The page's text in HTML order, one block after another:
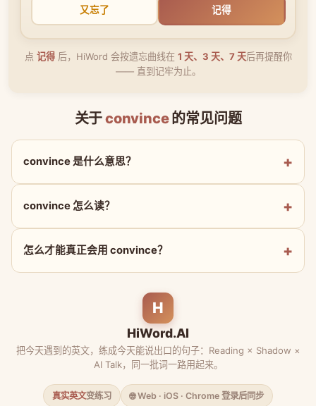
又忘了 记得
点 记得后，HiWord 会按遗忘曲线在 1 天、3 天、7 天后再提醒你
—— 直到记牢为止。
关于convince的常见问题
convince 是什么意思？
convince 怎么读？
怎么才能真正会用 convince？
H
HiWord.AI
把今天遇到的英文，练成今天能说出口的句子：Reading × Shadow ×
AI Talk，同一批词一路用起来。
真实英文变练习 🌐 Web · iOS · Chrome 登录后同步